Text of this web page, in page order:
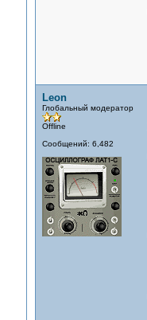
Leon
Глобальный модератор
Offline
Сообщений: 6,482